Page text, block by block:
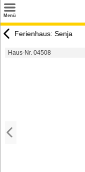
Menü
Urlaubsziele
Ferienhaus: Senja
Haus-Nr. 04508